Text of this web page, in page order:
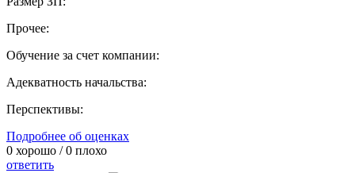
Прочее:
Обучение за счет компании:
Адекватность начальства:
Перспективы:
Подробнее об оценках
0 хорошо /0 плохо
ответить